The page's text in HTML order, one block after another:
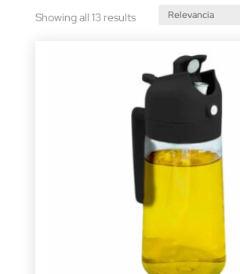
Showing all 13 resultsSorted